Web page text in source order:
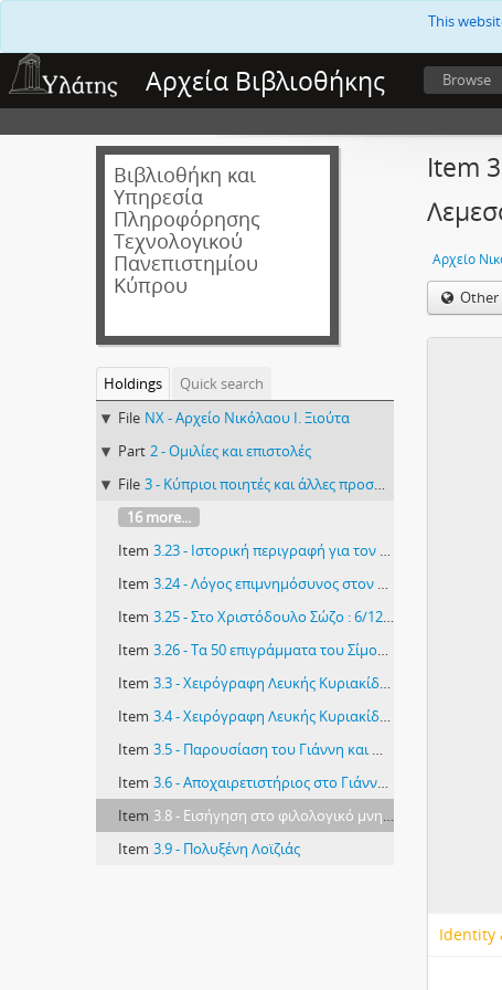
This
Αρχεία Βιβλιοθήκης Browse
Βιβλιοθήκη και
Υπηρεσία
Πληροφόρησης
Τεχνολογικού
Πανεπιστημίου
Κύπρου
Holdings
Quick search
File NX - Αρχείο Νικόλαου Ι. Ξιούτα
Part 2 - Ομιλίες και επιστολές
File 3 - Κύπριοι ποιητές και άλλες προσωπικότητες
16 more...
Item 3.23 - Ιστορική περιγραφή για τον ήρωα Χριστόδουλο Σώζο
Item 3.24 - Λόγος επιμνημόσυνος στον Χριστόδουλο Σώζο
Item 3.25 - Στο Χριστόδουλο Σώζο : 6/12/1949
Item 3.26 - Τα 50 επιγράμματα του Σίμου Μενάρδου
Item 3.3 - Χειρόγραφη Λευκής Κυριακίδου «Θάνατος Μεγάλου Διδασκάλου», εφημερίδα Ελευθερία
Item 3.4 - Χειρόγραφη Λευκής Κυριακίδου «Α Δημαρχία Καραγεωργίαδη, 1885-1887», Εφημερίδα Αλήθεια 19/10/1928
Item 3.5 - Παρουσίαση του Γιάννη και Όλγας Κακριδή στο ακροατήριο
Item 3.6 - Αποχαιρετιστήριος στο Γιάννη και Όλγα Κακριδή (Παιδαγωγική ακαδημία Κύπρου, 8/09/1962)
Item 3.8 - Εισήγηση στο φιλολογικό μνημόσυνο του Γιάγκου Τορναρίτη, Λεμεσός, Ριάλτο, Κυριακή 28/02/1943
Item 3.9 - Πολυξένη Λοϊζιάς
Item
Αρχείο
Other
Identity